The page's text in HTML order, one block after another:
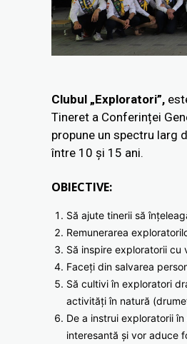
Clubul „Exploratori”,
Tineret a Conferinței
propune un spectru larg
între 10 și 15 ani.
OBIECTIVE:
Să ajute tinerii să
Remunerarea
Să inspire exploratorii cu
Faceți din salvarea
Să cultivi în exploratori
activități în natură
De a instrui exploratorii
interesantă și vor aduce